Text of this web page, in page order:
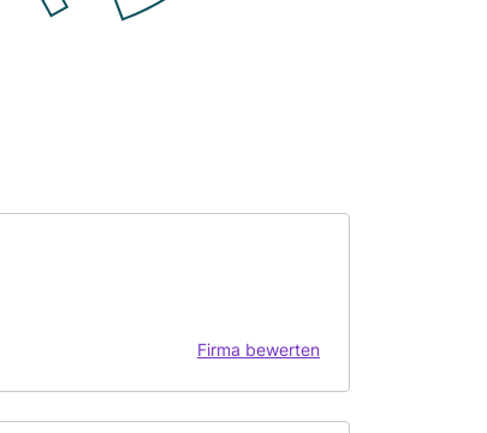
Firma bewerten